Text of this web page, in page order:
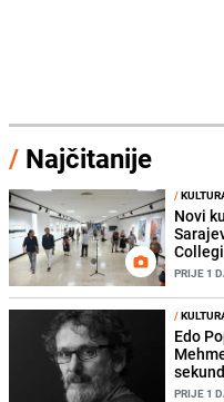
/ Najčitanije
/
Novi
PRIJE 1
/
Edo
PRIJE 1